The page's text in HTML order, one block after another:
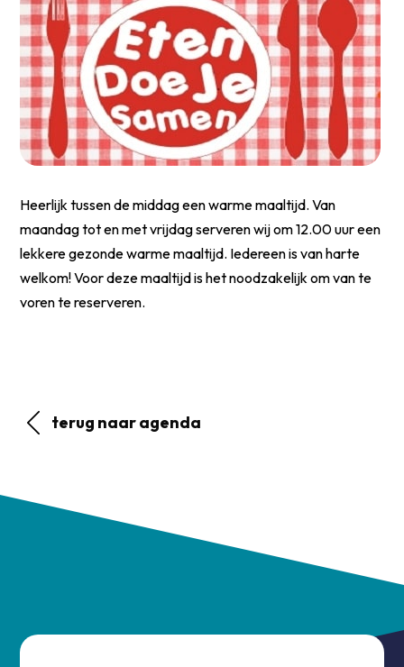
Heerlijk tussen de middag een warme maaltijd. Van
maandag tot en met vrijdag serveren wij om 12.00 uur een
lekkere gezonde warme maaltijd. Iedereen is van harte
welkom! Voor deze maaltijd is het noodzakelijk om van te
voren te reserveren.
terug naar agenda